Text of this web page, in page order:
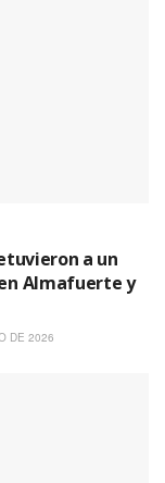
a un
Almafuerte y
DE 2026